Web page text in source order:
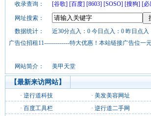
收录查询： [谷歌] [百度] [8603] [SOSO] [搜狗] [必
网址搜索：
数据统计：
近30分点入：0 今日点入：0 昨日点
广告位招租11-------------特大优惠！本站链接广告位一
网站简介：
美甲天堂
【最新来访网站】
· 逆行道科技 · 美发美容网址
· 百度工具栏 · 逆行道二手网